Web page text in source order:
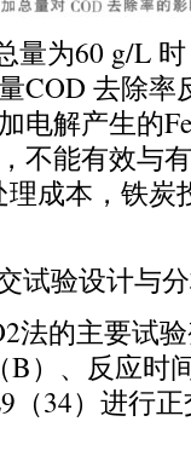
量为60 g/L
COD 去除率
电解产生的
不能有效与
理成本，铁炭
试验设计与
法的主要试
B）、反应时
（34）进行